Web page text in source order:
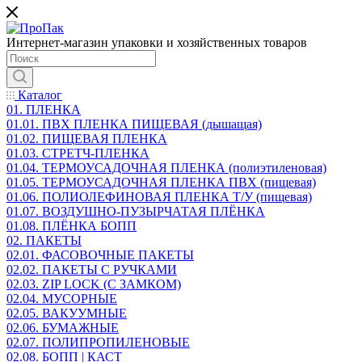
Интернет-магазин упаковки и хозяйственных товаров
Каталог
01. ПЛЕНКА
01.01. ПВХ ПЛЕНКА ПИЩЕВАЯ (дышащая)
01.02. ПИЩЕВАЯ ПЛЕНКА
01.03. СТРЕТЧ-ПЛЕНКА
01.04. ТЕРМОУСАДОЧНАЯ ПЛЕНКА (полиэтиленовая)
01.05. ТЕРМОУСАДОЧНАЯ ПЛЕНКА ПВХ (пищевая)
01.06. ПОЛИОЛЕФИНОВАЯ ПЛЕНКА Т/У (пищевая)
01.07. ВОЗДУШНО-ПУЗЫРЧАТАЯ ПЛЁНКА
01.08. ПЛЁНКА БОПП
02. ПАКЕТЫ
02.01. ФАСОВОЧНЫЕ ПАКЕТЫ
02.02. ПАКЕТЫ С РУЧКАМИ
02.03. ZIP LOСK (С ЗАМКОМ)
02.04. МУСОРНЫЕ
02.05. ВАКУУМНЫЕ
02.06. БУМАЖНЫЕ
02.07. ПОЛИПРОПИЛЕНОВЫЕ
02.08. БОПП | КАСТ